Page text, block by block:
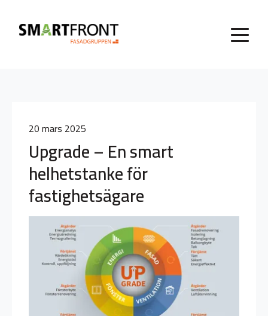
20 mars 2025
Upgrade – En smart
helhetstanke för
fastighetsägare